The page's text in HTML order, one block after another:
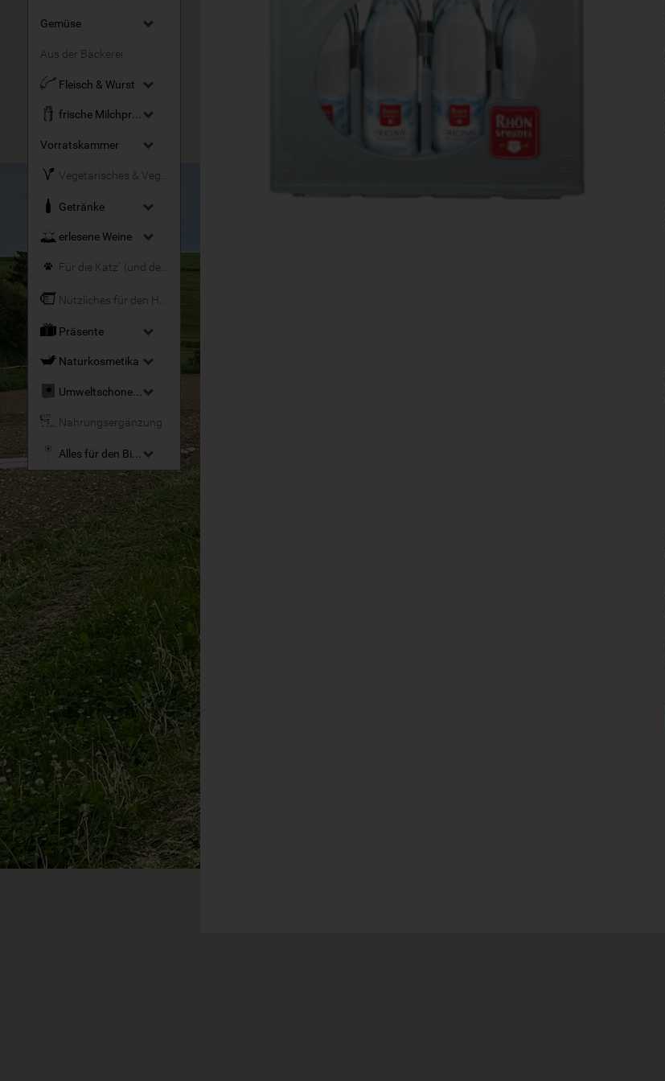
Gemüse
Aus der Bäckerei
Fleisch & Wurst
frische Milchprodukte
Vorratskammer
Getränke
erlesene Weine
Für die Katz´ (und den Hund)
Präsente
Naturkosmetika
Umweltschonende Reinigungsmittel
Nahrungsergänzung
Alles für den Bio-Garten